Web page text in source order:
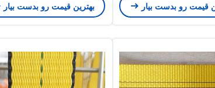
قیمت رو بدست بیار
بهترین قیمت رو بدست بیار